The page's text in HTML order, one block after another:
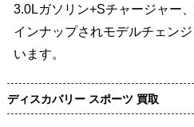
3.0Lガソリン+Sチャージャー
インナップされモデルチェン
います。
ディスカバリー スポーツ 買取